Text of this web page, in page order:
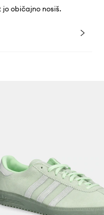
jo običajno nosiš.